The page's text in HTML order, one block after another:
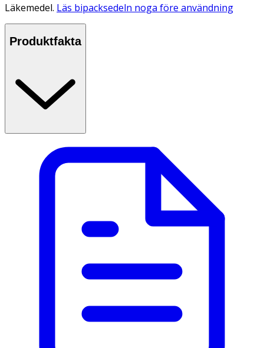
Läkemedel. Läs bipacksedeln noga före användning
Produktfakta